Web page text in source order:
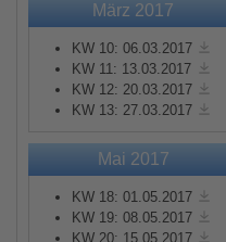
März 2017
KW 10: 06.03.2017
KW 11: 13.03.2017
KW 12: 20.03.2017
KW 13: 27.03.2017
Mai 2017
KW 18: 01.05.2017
KW 19: 08.05.2017
KW 20: 15.05.2017